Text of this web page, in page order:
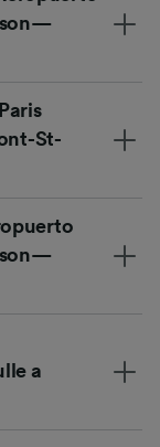
St-
a